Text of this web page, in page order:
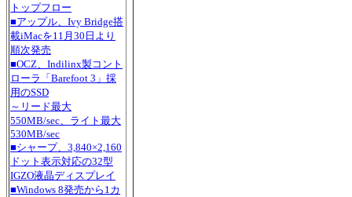
トップフロー
■アップル、Ivy Bridge搭
載iMacを11月30日より
順次発売
■OCZ、Indilinx製コント
ローラ「Barefoot 3」採
用のSSD
～リード最大
550MB/sec、ライト最大
530MB/sec
■シャープ、3,840×2,160
ドット表示対応の32型
IGZO液晶ディスプレイ
■Windows 8発売から1カ